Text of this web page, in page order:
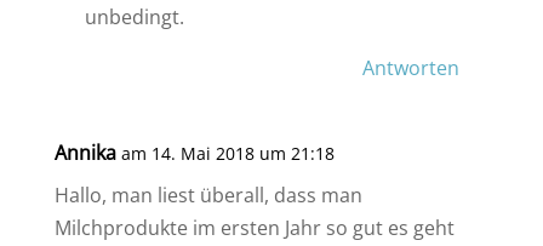
unbedingt.
Antworten
Annika am 14. Mai 2018 um 21:18
Hallo, man liest überall, dass man
Milchprodukte im ersten Jahr so gut es geht